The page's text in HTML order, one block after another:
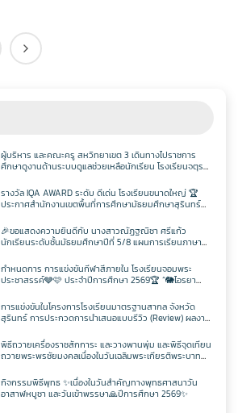
ผู้บริหาร และคณะครู สหวิทยาเขต 3 เดินทางไปราชการ
ศึกษาดูงานด้านระบบดูแลช่วยเหลือนักเรียน โรงเรียนจตุร
รางวัล IQA AWARD ระดับ ดีเด่น โรงเรียนขนาดใหญ่ 🏆
ประกาศสำนักงานเขตพื้นที่การศึกษามัธยมศึกษาสุรินทร์
ประจำปีการศึกษา 2568
🎉ขอแสดงความยินดีกับ นางสาวณัฏฐณิชา ศรีแก้ว
นักเรียนระดับชั้นมัธยมศึกษาปีที่ 5/8 แผนการเรียนภาษา
สอบวัดระดับความรู้ภาษาจีน HSK 2
กำหนดการ การแข่งขันกีฬาสีภายใน โรงเรียนจอมพระ
ประชาสรรค์🩶🩷 ประจำปีการศึกษา 2569🏆 “🐘ไอรยา
การแข่งขันในโครงการโรงเรียนมาตรฐานสากล จังหวัด
สุรินทร์ การประกวดการนำเสนอแบบรีวิว (Review) ผลงาน
(Independent Study : IS) ผ่านช่องทางสื่อสังคมออนไลน์
ระดับเขตพื้นที่การศึกษา ประจำปี 2569
พิธีถวายเครื่องราชสักการะ และวางพานพุ่ม และพิธีจุดเทียน
ถวายพระพรชัยมงคลเนื่องในวันเฉลิมพระเกียรติพระบาท
มหิศรภูมิพลราชวรางกูร กิติสิริสมบูรณอดุลยเดช สยามินท
ราธิเบศรราชวโรดม บรมนาถบพิตร พระวชิรเกล้าเจ้าอยู่หัว
(ในหลวงรัชกาลที่ 10)
กิจกรรมพิธีพุทธ ✨เนื่องในวันสำคัญทางพุทธศาสนาวัน
อาสาฬหบูชา และวันเข้าพรรษา🙏ปีการศึกษา 2569✨